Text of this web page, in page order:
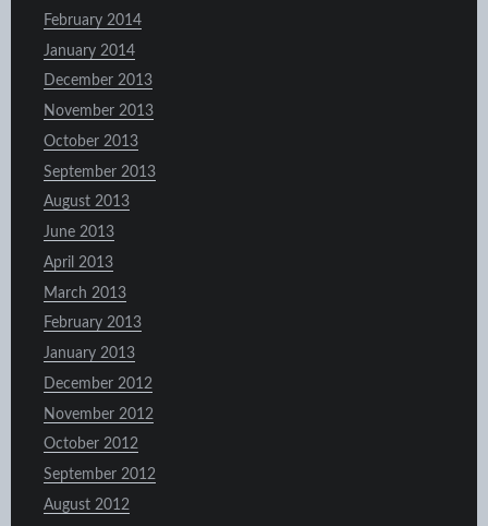
February 2014
January 2014
December 2013
November 2013
October 2013
September 2013
August 2013
June 2013
April 2013
March 2013
February 2013
January 2013
December 2012
November 2012
October 2012
September 2012
August 2012